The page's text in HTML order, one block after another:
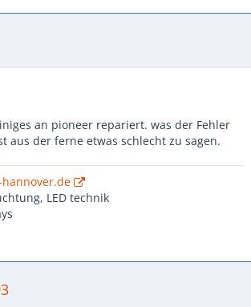
an pioneer repariert. was der Fehler
aus der ferne etwas schlecht zu sagen.
LED technik